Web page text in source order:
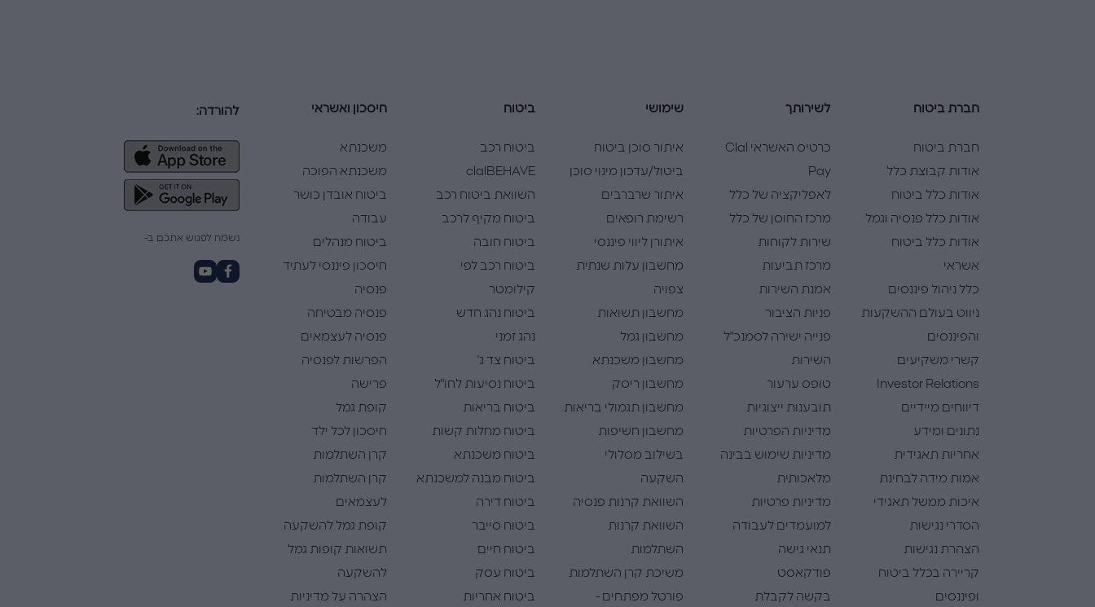
חברת ביטוח
חברת ביטוח
אודות קבוצת כלל
אודות כלל ביטוח
אודות כלל פנסיה וגמל
אודות כלל ביטוח
אשראי
כלל ניהול פיננסים
ניווט בעולם ההשקעות
והפיננסים
קשרי משקיעים
Investor Relations
דיווחים מיידיים
נתונים ומידע
אחריות תאגידית
אמות מידה לבחינת
איכות ממשל תאגידי
הסדרי נגישות
הצהרת נגישות
קריירה בכלל ביטוח
ופיננסים
לשירותך
כרטיס האשראי Clal
Pay
לאפליקציה של כלל
מרכז החוסן של כלל
שירות לקוחות
מרכז תביעות
אמנת השירות
פניות הציבור
פנייה ישירה לסמנכ"ל
השירות
טופס ערעור
תובענות ייצוגיות
מדיניות הפרטיות
מדיניות שימוש בבינה
מלאכותית
מדיניות פרטיות
למועמדים לעבודה
תנאי גישה
פודקאסט
בקשה לקבלת
שימושי
איתור סוכן ביטוח
ביטול/עדכון מינוי סוכן
איתור שרברבים
רשימת רופאים
איתורן ליווי פיננסי
מחשבון עלות שנתית
צפויה
מחשבון תשואות
מחשבון גמל
מחשבון משכנתא
מחשבון ריסק
מחשבון תגמולי בריאות
מחשבון חשיפות
בשילוב מסלולי
השקעה
השוואת קרנות פנסיה
השוואת קרנות
השתלמות
משיכת קרן השתלמות
פורטל מפתחים -
ביטוח
ביטוח רכב
clalBEHAVE
השוואת ביטוח רכב
ביטוח מקיף לרכב
ביטוח חובה
ביטוח רכב לפי
קילומטר
ביטוח נהג חדש
נהג זמני
ביטוח צד ג'
ביטוח נסיעות לחו"ל
ביטוח בריאות
ביטוח מחלות קשות
ביטוח משכנתא
ביטוח מבנה למשכנתא
ביטוח דירה
ביטוח סייבר
ביטוח חיים
ביטוח עסק
ביטוח אחריות
חיסכון ואשראי
משכנתא
משכנתא הפוכה
ביטוח אובדן כושר
עבודה
ביטוח מנהלים
חיסכון פיננסי לעתיד
פנסיה
פנסיה מבטיחה
פנסיה לעצמאים
הפרשות לפנסיה
פרישה
קופת גמל
חיסכון לכל ילד
קרן השתלמות
קרן השתלמות
לעצמאים
קופת גמל להשקעה
תשואות קופות גמל
להשקעה
הצהרה על מדיניות
להורדה:
נשמח לפגוש אתכם ב-